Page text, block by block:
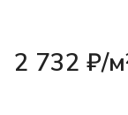
2 732 ₽/